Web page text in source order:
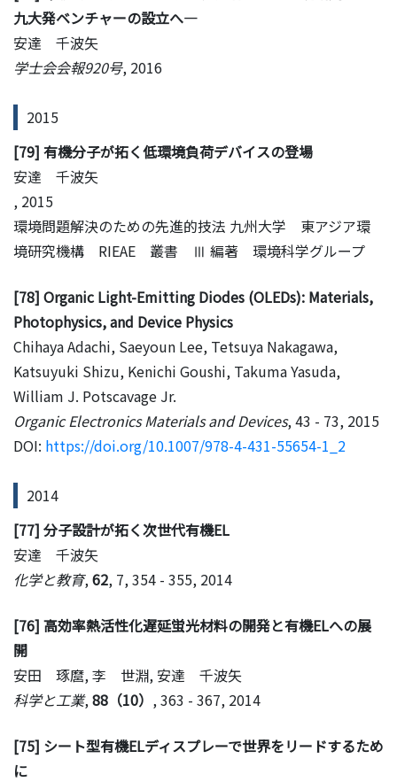
九大発ベンチャーの設立へ—
安達 千波矢
学士会会報920号, 2016
2015
[79] 有機分子が拓く低環境負荷デバイスの登場
安達 千波矢
, 2015
環境問題解決のための先進的技法 九州大学 東アジア環
境研究機構 RIEAE 叢書 Ⅲ 編著 環境科学グループ
[78] Organic Light-Emitting Diodes (OLEDs): Materials,
Photophysics, and Device Physics
Chihaya Adachi, Saeyoun Lee, Tetsuya Nakagawa,
Katsuyuki Shizu, Kenichi Goushi, Takuma Yasuda,
William J. Potscavage Jr.
Organic Electronics Materials and Devices, 43 - 73, 2015
DOI: https://doi.org/10.1007/978-4-431-55654-1_2
2014
[77] 分子設計が拓く次世代有機EL
安達 千波矢
化学と教育,62, 7, 354 - 355, 2014
[76] 高効率熱活性化遅延蛍光材料の開発と有機ELへの展
開
安田 琢麿, 李 世淵, 安達 千波矢
科学と工業,88（10） , 363 - 367, 2014
[75] シート型有機ELディスプレーで世界をリードするため
に